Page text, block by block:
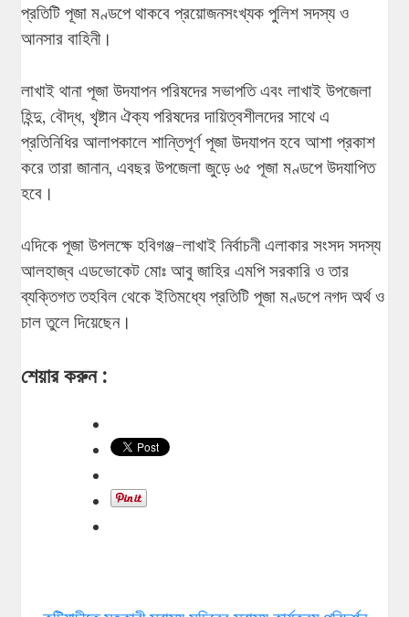
প্রতিটি পূজা মণ্ডপে থাকবে প্রয়োজনসংখ্যক পুলিশ সদস্য ও
আনসার বাহিনী।
লাখাই থানা পূজা উদযাপন পরিষদের সভাপতি এবং লাখাই উপজেলা
হিন্দু, বৌদ্ধ, খৃষ্টান ঐক্য পরিষদের দায়িত্বশীলদের সাথে এ
প্রতিনিধির আলাপকালে শান্তিপূর্ণ পূজা উদযাপন হবে আশা প্রকাশ
করে তারা জানান, এবছর উপজেলা জুড়ে ৬৫ পূজা মণ্ডপে উদযাপিত
হবে।
এদিকে পূজা উপলক্ষে হবিগঞ্জ-লাখাই নির্বাচনী এলাকার সংসদ সদস্য
আলহাজ্ব এডভোকেট মোঃ আবু জাহির এমপি সরকারি ও তার
ব্যক্তিগত তহবিল থেকে ইতিমধ্যে প্রতিটি পূজা মণ্ডপে নগদ অর্থ ও
চাল তুলে দিয়েছেন।
শেয়ার করুন :